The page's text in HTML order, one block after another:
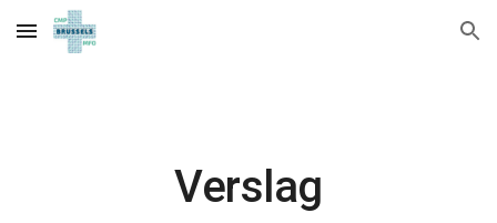
Skip to main content Skip to navigation
Verslag